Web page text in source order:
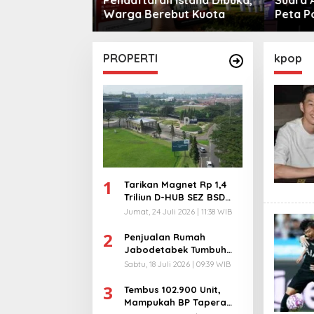
Warga Berebut Kuota
Peta
PROPERTI
1
Tarikan Magnet Rp 1,4
Triliun D-HUB SEZ BSD
City, Buka 1736
Jumat, 24 Juli 2026 | 11:38 WIB
2
Penjualan Rumah
Jabodetabek Tumbuh
94%! Developer
Ekstra
Sabtu, 18 Juli 2026 | 09:39 WIB
3
Tembus 102.900 Unit,
Mampukah BP Tapera
kpop